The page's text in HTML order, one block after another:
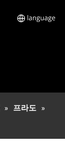
» 프라도 »